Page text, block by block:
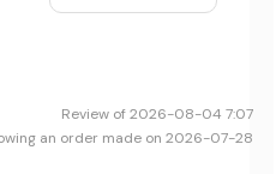
Review of 2026-08-04 7:07
an order made on 2026-07-28